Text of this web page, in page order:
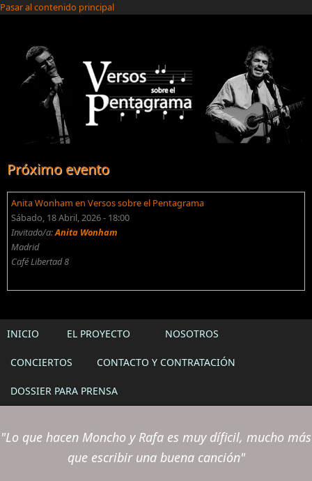
Pasar al contenido principal
Próximo evento
Anita Wonham en Versos sobre el Pentagrama
Sábado, 18 Abril, 2026 - 18:00
Invitado/a:Anita Wonham
Madrid
Café Libertad 8
INICIO EL PROYECTO NOSOTROS
CONCIERTOS CONTACTO Y CONTRATACIÓN
DOSSIER PARA PRENSA
"Lo que hacen Moncho y Rafa es muy díficil, mucho más
que escribir una buena canción"